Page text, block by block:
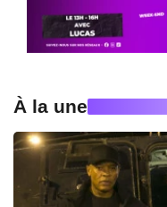
À la une